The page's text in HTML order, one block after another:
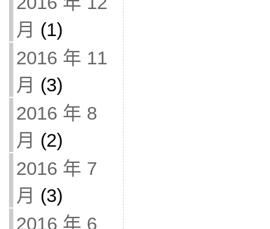
月 (1)
2016 年 11
月 (3)
2016 年 8
月 (2)
2016 年 7
月 (3)
2016 年 6